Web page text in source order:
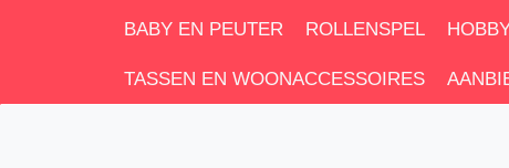
BABY EN PEUTER ROLLENSPEL
TASSEN EN WOONACCESSOIRES